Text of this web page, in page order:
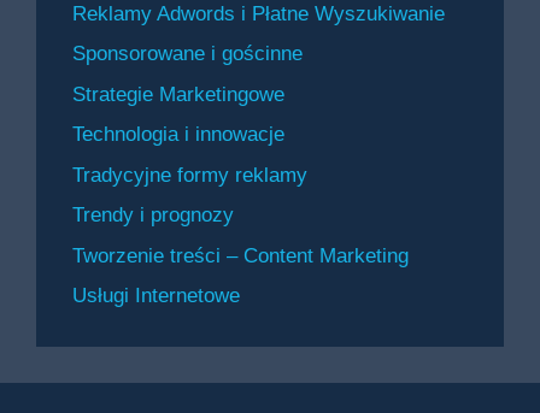
Reklamy Adwords i Płatne Wyszukiwanie
Sponsorowane i gościnne
Strategie Marketingowe
Technologia i innowacje
Tradycyjne formy reklamy
Trendy i prognozy
Tworzenie treści – Content Marketing
Usługi Internetowe